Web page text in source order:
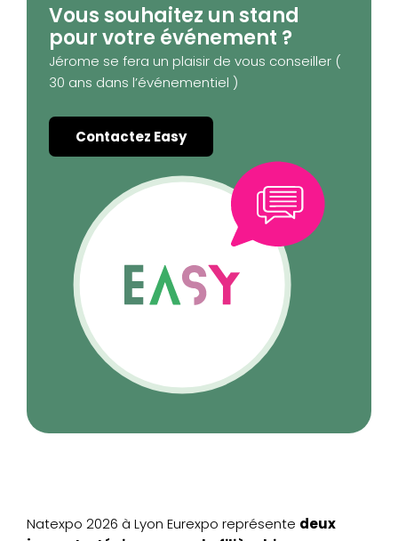
Vous souhaitez un stand
pour votre événement ?
Jérome se fera un plaisir de vous conseiller (
30 ans dans l’événementiel )
Contactez Easy
Natexpo 2026 à Lyon Eurexpo représente deux